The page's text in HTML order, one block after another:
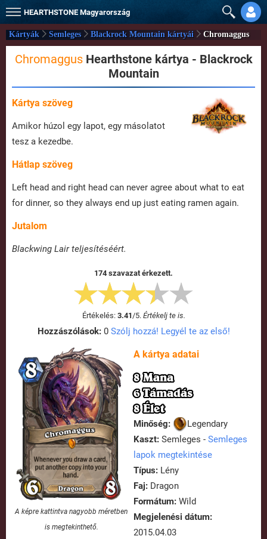
HEARTHSTONE Magyarország
Kártyák Semleges Blackrock Mountain kártyái Chromaggus
ChromaggusHearthstone kártya - Blackrock
Mountain
Kártya szöveg
Amikor húzol egy lapot, egy másolatot
tesz a kezedbe.
Hátlap szöveg
Left head and right head can never agree about what to eat
for dinner, so they always end up just eating ramen again.
Jutalom
Blackwing Lair teljesítéséért.
174 szavazat érkezett.
Értékelés: 3.41/5. Értékelj te is.
Hozzászólások:0 Szólj hozzá! Legyél te az első!
A képre kattintva nagyobb méretben
is megtekinthető.
A kártya adatai
8 Mana
6 Támadás
8 Élet
Minőség:
Legendary
Kaszt: Semleges - Semleges
lapok megtekintése
Típus: Lény
Faj: Dragon
Formátum: Wild
Megjelenési dátum:
2015.04.03